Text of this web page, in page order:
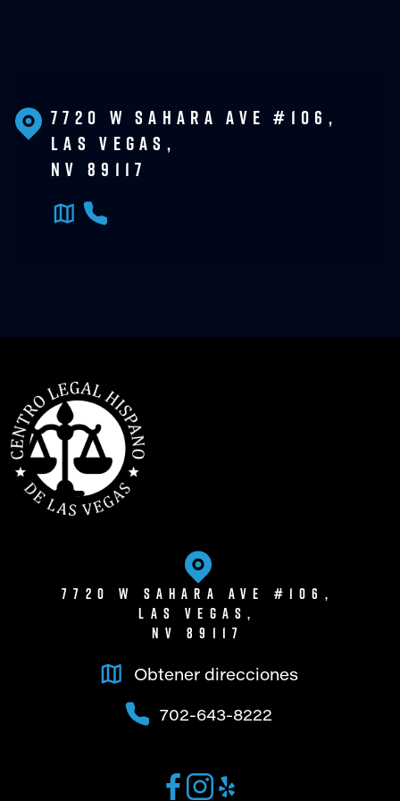
7720 W Sahara Ave #106,
Las Vegas,
NV 89117
7720 W Sahara Ave #106,
Las Vegas,
NV 89117
Obtener direcciones
702-643-8222